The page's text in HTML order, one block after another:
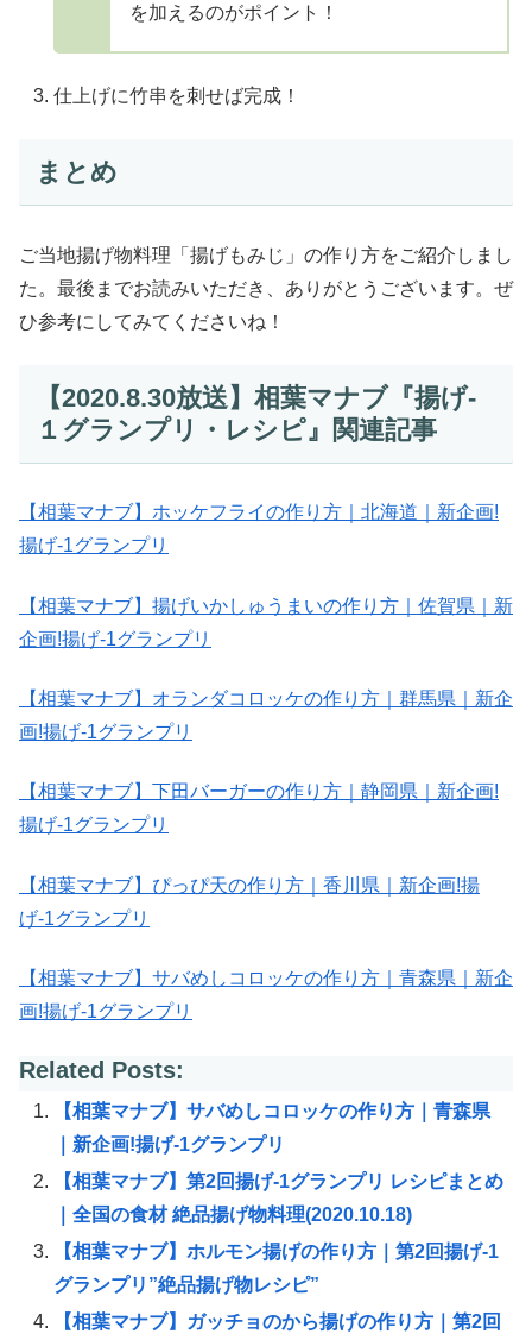
を加えるのがポイント！
仕上げに竹串を刺せば完成！
まとめ
ご当地揚げ物料理「揚げもみじ」の作り方をご紹介しまし
た。最後までお読みいただき、ありがとうございます。ぜ
ひ参考にしてみてくださいね！
【2020.8.30放送】相葉マナブ『揚げ-
１グランプリ・レシピ』関連記事
【相葉マナブ】ホッケフライの作り方｜北海道｜新企画!
揚げ-1グランプリ
【相葉マナブ】揚げいかしゅうまいの作り方｜佐賀県｜新
企画!揚げ-1グランプリ
【相葉マナブ】オランダコロッケの作り方｜群馬県｜新企
画!揚げ-1グランプリ
【相葉マナブ】下田バーガーの作り方｜静岡県｜新企画!
揚げ-1グランプリ
【相葉マナブ】ぴっぴ天の作り方｜香川県｜新企画!揚
げ-1グランプリ
【相葉マナブ】サバめしコロッケの作り方｜青森県｜新企
画!揚げ-1グランプリ
Related Posts:
【相葉マナブ】サバめしコロッケの作り方｜青森県
｜新企画!揚げ-1グランプリ
【相葉マナブ】第2回揚げ-1グランプリ レシピまとめ
｜全国の食材 絶品揚げ物料理(2020.10.18)
【相葉マナブ】ホルモン揚げの作り方｜第2回揚げ-1
グランプリ”絶品揚げ物レシピ”
【相葉マナブ】ガッチョのから揚げの作り方｜第2回